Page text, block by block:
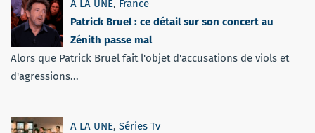
A LA UNE, France
Patrick Bruel : ce détail sur son concert au
Zénith passe mal
Alors que Patrick Bruel fait l'objet d'accusations de viols et
d'agressions...
A LA UNE, Séries Tv